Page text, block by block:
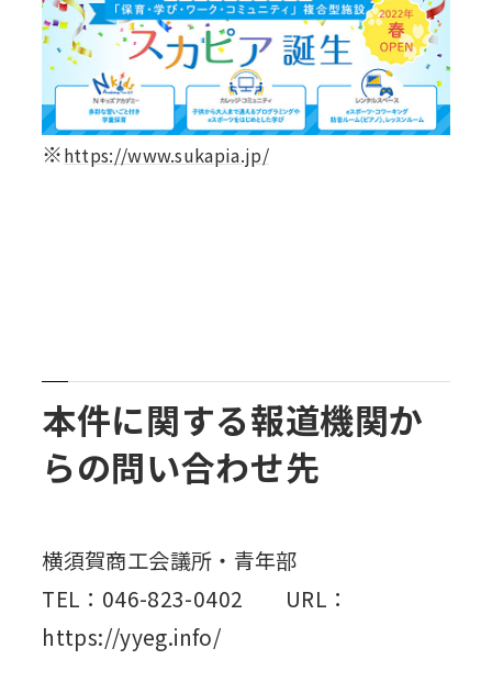
※https://www.sukapia.jp/
本件に関する報道機関か
らの問い合わせ先
横須賀商工会議所・青年部
TEL：046-823-0402 URL：
https://yyeg.info/